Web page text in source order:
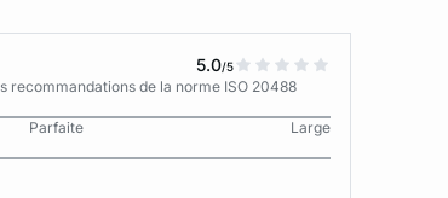
5.0/5
recommandations de la norme ISO 20488
Parfaite
Large